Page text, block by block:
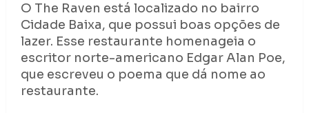
O The Raven está localizado no bairro
Cidade Baixa, que possui boas opções de
lazer. Esse restaurante homenageia o
escritor norte-americano Edgar Alan Poe,
que escreveu o poema que dá nome ao
restaurante.